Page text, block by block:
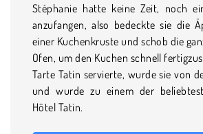
Stéphanie hatte keine Zeit, noch
anzufangen, also bedeckte sie die
einer Kuchenkruste und schob die
Ofen, um den Kuchen schnell
Tarte Tatin servierte, wurde sie von
und wurde zu einem der
Hôtel Tatin.